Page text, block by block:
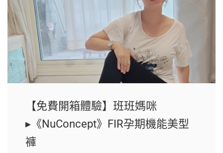
【免費開箱體驗】班班媽咪
▸《NuConcept》FIR孕期機能美型
褲